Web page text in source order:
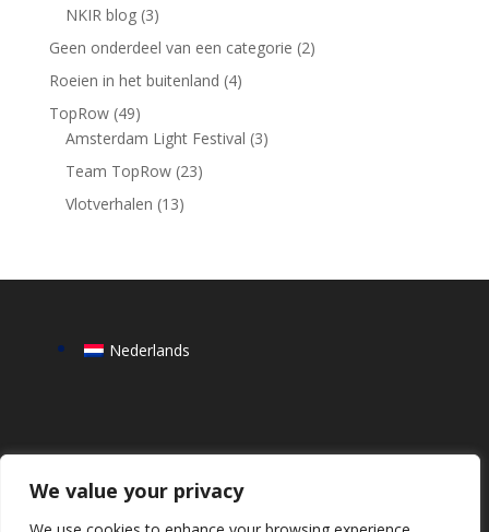
We value your privacy
NKIR blog(3)
Geen onderdeel van een categorie (2)
Roeien in het buitenland (4)
TopRow(49)
Amsterdam Light Festival (3)
Team TopRow(23)
Vlotverhalen (13)
Nederlands